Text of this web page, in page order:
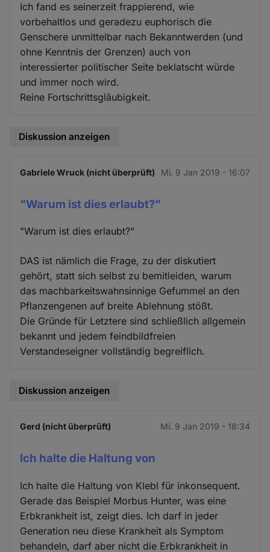
Ich fand es seinerzeit frappierend, wie
vorbehaltlos und geradezu euphorisch die
Genschere unmittelbar nach Bekanntwerden (und
ohne Kenntnis der Grenzen) auch von
interessierter politischer Seite beklatscht würde
und immer noch wird.
Reine Fortschrittsgläubigkeit.
Diskussion anzeigen
Gabriele Wruck (nicht überprüft) Mi. 9 Jan 2019 - 16:07
"Warum ist dies erlaubt?"
"Warum ist dies erlaubt?"
DAS ist nämlich die Frage, zu der diskutiert
gehört, statt sich selbst zu bemitleiden, warum
das machbarkeitswahnsinnige Gefummel an den
Pflanzengenen auf breite Ablehnung stößt.
Die Gründe für Letztere sind schließlich allgemein
bekannt und jedem feindbildfreien
Verstandeseigner vollständig begreiflich.
Diskussion anzeigen
Gerd (nicht überprüft) Mi. 9 Jan 2019 - 18:34
Ich halte die Haltung von
Ich halte die Haltung von Klebl für inkonsequent.
Gerade das Beispiel Morbus Hunter, was eine
Erbkrankheit ist, zeigt dies. Ich darf in jeder
Generation neu diese Krankheit als Symptom
behandeln, darf aber nicht die Erbkrankheit in